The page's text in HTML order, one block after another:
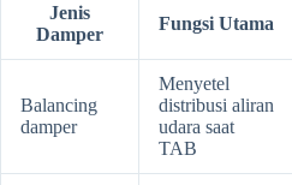
Jenis
Damper
Fungsi Utama
Balancing
damper
Menyetel
distribusi aliran
udara saat
TAB